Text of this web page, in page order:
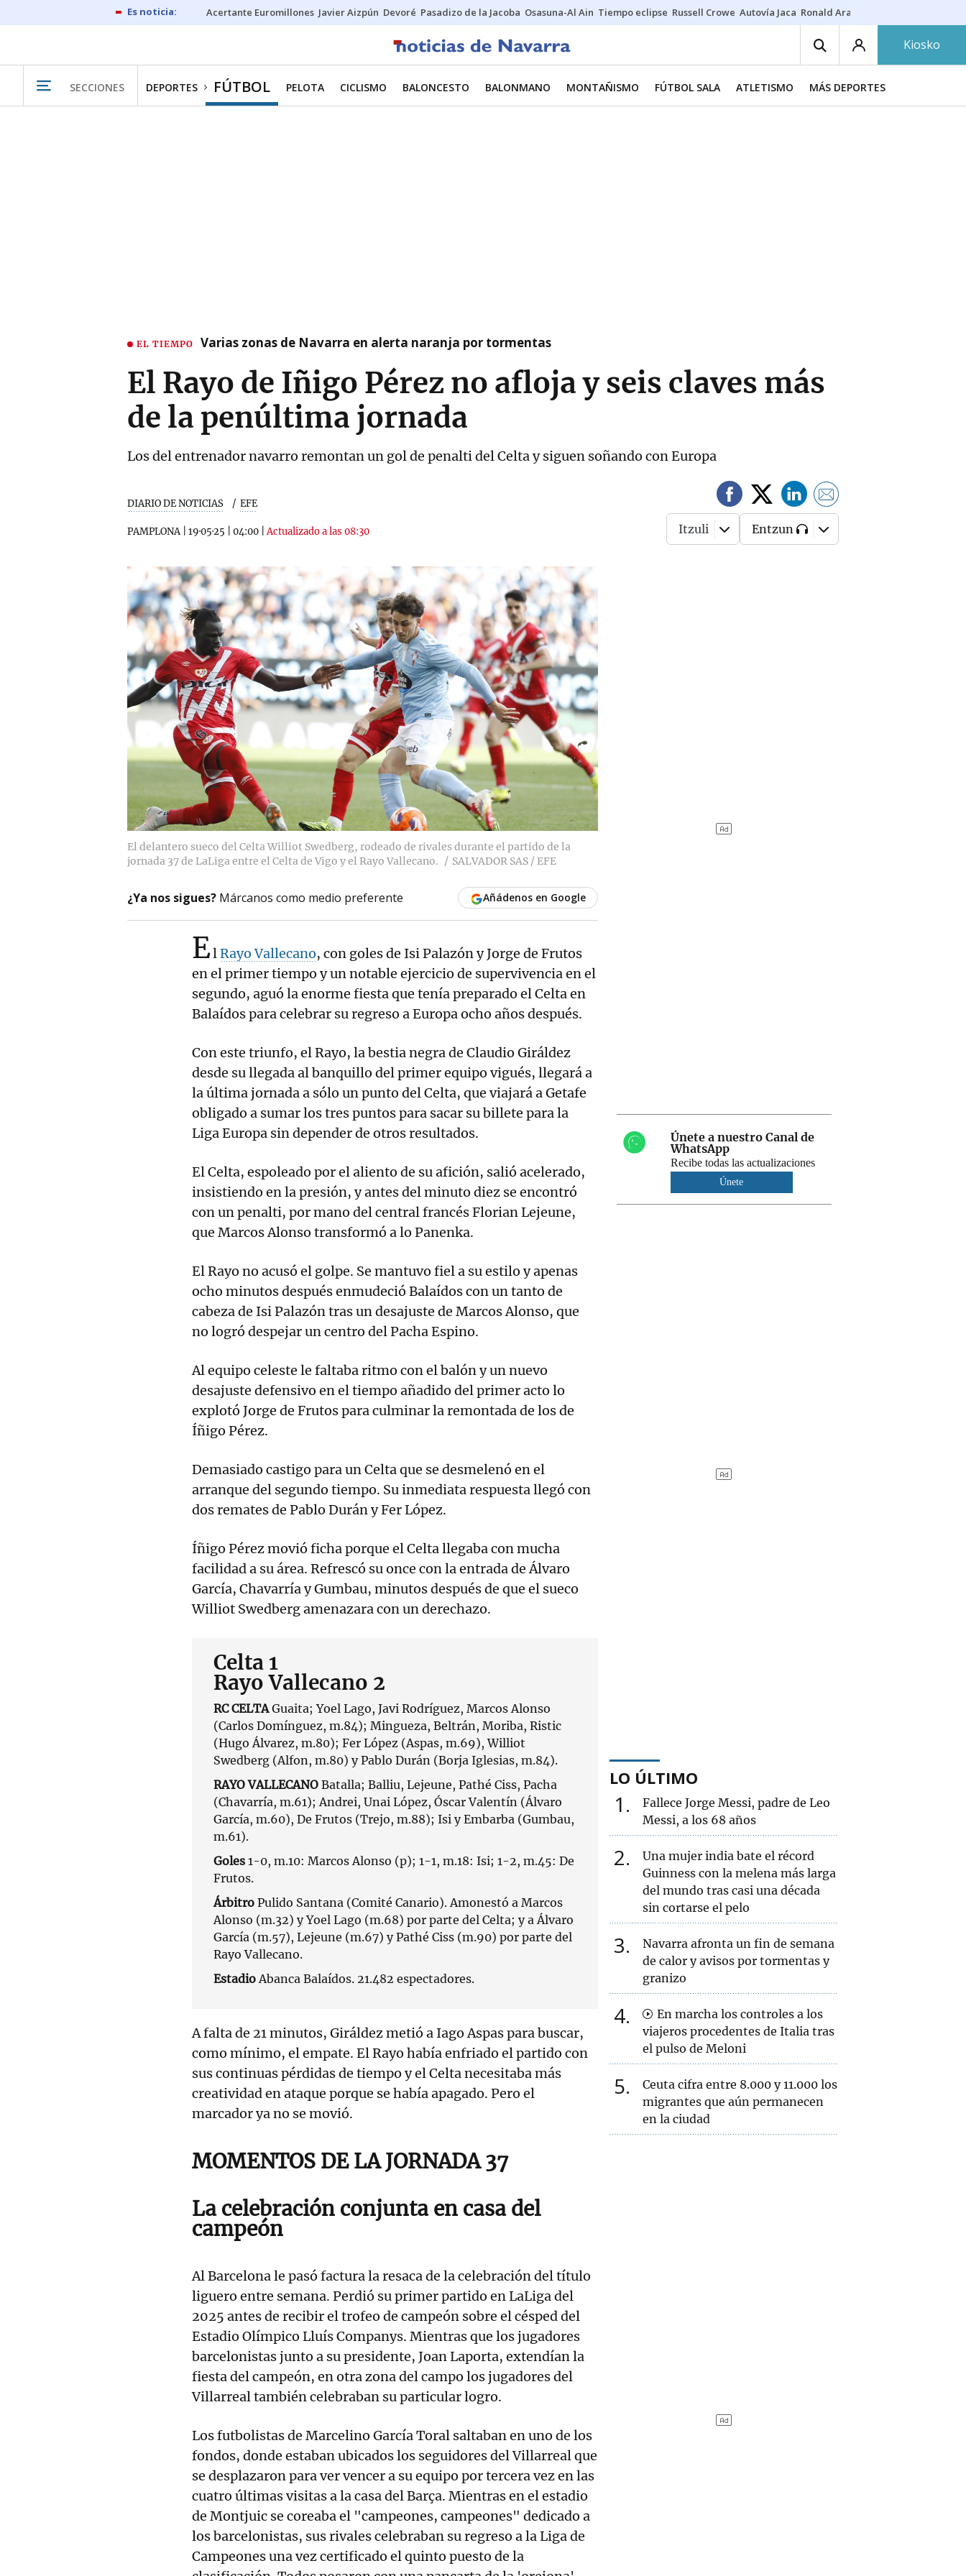
Acertante Euromillones Javier Aizpún Devoré Pasadizo de la Jacoba Osasuna-Al Ain Tiempo eclipse Russell Crowe Autovía Jaca Ronald Araújo
Kiosko
SECCIONES DEPORTES FÚTBOL PELOTA CICLISMO BALONCESTO BALONMANO MONTAÑISMO FÚTBOL SALA ATLETISMO MÁS DEPORTES
EL TIEMPO Varias zonas de Navarra en alerta naranja por tormentas
El Rayo de Iñigo Pérez no afloja y seis claves más
de la penúltima jornada
Los del entrenador navarro remontan un gol de penalti del Celta y siguen soñando con Europa
DIARIO DE NOTICIAS EFE
PAMPLONA| 19·05·25 04:00 |Actualizado a las 08:30 Itzuli Entzun
El delantero sueco del Celta Williot Swedberg, rodeado de rivales durante el partido de la
jornada 37 de LaLiga entre el Celta de Vigo y el Rayo Vallecano.
SALVADOR SAS / EFE
¿Ya nos sigues? Márcanos como medio preferente Añádenos en Google
ElRayo Vallecano, con goles de Isi Palazón y Jorge de Frutos
en el primer tiempo y un notable ejercicio de supervivencia en el
segundo, aguó la enorme fiesta que tenía preparado el Celta en
Balaídos para celebrar su regreso a Europa ocho años después.
Con este triunfo, el Rayo, la bestia negra de Claudio Giráldez
desde su llegada al banquillo del primer equipo vigués, llegará a
la última jornada a sólo un punto del Celta, que viajará a Getafe
obligado a sumar los tres puntos para sacar su billete para la
Liga Europa sin depender de otros resultados.
El Celta, espoleado por el aliento de su afición, salió acelerado,
insistiendo en la presión, y antes del minuto diez se encontró
con un penalti, por mano del central francés Florian Lejeune,
que Marcos Alonso transformó a lo Panenka.
El Rayo no acusó el golpe. Se mantuvo fiel a su estilo y apenas
ocho minutos después enmudeció Balaídos con un tanto de
cabeza de Isi Palazón tras un desajuste de Marcos Alonso, que
no logró despejar un centro del Pacha Espino.
Al equipo celeste le faltaba ritmo con el balón y un nuevo
desajuste defensivo en el tiempo añadido del primer acto lo
explotó Jorge de Frutos para culminar la remontada de los de
Íñigo Pérez.
Demasiado castigo para un Celta que se desmelenó en el
arranque del segundo tiempo. Su inmediata respuesta llegó con
dos remates de Pablo Durán y Fer López.
Íñigo Pérez movió ficha porque el Celta llegaba con mucha
facilidad a su área. Refrescó su once con la entrada de Álvaro
García, Chavarría y Gumbau, minutos después de que el sueco
Williot Swedberg amenazara con un derechazo.
Celta 1
Rayo Vallecano 2
RC CELTAGuaita; Yoel Lago, Javi Rodríguez, Marcos Alonso
(Carlos Domínguez, m.84); Mingueza, Beltrán, Moriba, Ristic
(Hugo Álvarez, m.80); Fer López (Aspas, m.69), Williot
Swedberg (Alfon, m.80) y Pablo Durán (Borja Iglesias, m.84).
RAYO VALLECANO Batalla; Balliu, Lejeune, Pathé Ciss, Pacha
(Chavarría, m.61); Andrei, Unai López, Óscar Valentín (Álvaro
García, m.60), De Frutos (Trejo, m.88); Isi y Embarba (Gumbau,
m.61).
Goles 1-0, m.10: Marcos Alonso (p); 1-1, m.18: Isi; 1-2, m.45: De
Frutos.
Árbitro Pulido Santana (Comité Canario). Amonestó a Marcos
Alonso (m.32) y Yoel Lago (m.68) por parte del Celta; y a Álvaro
García (m.57), Lejeune (m.67) y Pathé Ciss (m.90) por parte del
Rayo Vallecano.
Estadio Abanca Balaídos. 21.482 espectadores.
A falta de 21 minutos, Giráldez metió a Iago Aspas para buscar,
como mínimo, el empate. El Rayo había enfriado el partido con
sus continuas pérdidas de tiempo y el Celta necesitaba más
creatividad en ataque porque se había apagado. Pero el
marcador ya no se movió.
MOMENTOS DE LA JORNADA 37
La celebración conjunta en casa del
campeón
Al Barcelona le pasó factura la resaca de la celebración del título
liguero entre semana. Perdió su primer partido en LaLiga del
2025 antes de recibir el trofeo de campeón sobre el césped del
Estadio Olímpico Lluís Companys. Mientras que los jugadores
barcelonistas junto a su presidente, Joan Laporta, extendían la
fiesta del campeón, en otra zona del campo los jugadores del
Villarreal también celebraban su particular logro.
Los futbolistas de Marcelino García Toral saltaban en uno de los
fondos, donde estaban ubicados los seguidores del Villarreal que
se desplazaron para ver vencer a su equipo por tercera vez en las
cuatro últimas visitas a la casa del Barça. Mientras en el estadio
de Montjuic se coreaba el "campeones, campeones" dedicado a
los barcelonistas, sus rivales celebraban su regreso a la Liga de
Campeones una vez certificado el quinto puesto de la
Únete a nuestro Canal de
WhatsApp
Recibe todas las actualizaciones
Únete
LO ÚLTIMO
1
Fallece Jorge Messi, padre de Leo
Messi, a los 68 años
2
Una mujer india bate el récord
Guinness con la melena más larga
del mundo tras casi una década
sin cortarse el pelo
3
Navarra afronta un fin de semana
de calor y avisos por tormentas y
granizo
4
En marcha los controles a los
viajeros procedentes de Italia tras
el pulso de Meloni
5
Ceuta cifra entre 8.000 y 11.000 los
migrantes que aún permanecen
en la ciudad